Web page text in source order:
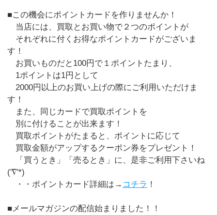
■この機会にポイントカードを作りませんか！
当店には、買取とお買い物で２つのポイントが
それぞれに付くお得なポイントカードがございま
す！
お買いものだと100円で１ポイントたまり、
1ポイントは1円として
2000円以上のお買い上げの際にご利用いただけま
す！
また、同じカードで買取ポイントを
別に付けることが出来ます！
買取ポイントがたまると、ポイントに応じて
買取金額がアップするクーポン券をプレゼント！
「買うとき」「売るとき」に、是非ご利用下さいね
('∇'*)
・・ポイントカード詳細は→ コチラ ！
■メールマガジンの配信始まりました！！